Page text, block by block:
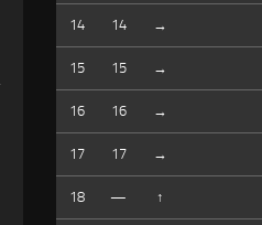
14 14 →
15 15 →
16 16 →
17 17 →
18 — ↑